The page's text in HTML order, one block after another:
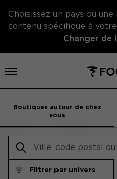
Choisissez un pays ou
contenu spécifique à
Changer de
Ouvrir le menu
Boutiques autour de chez
vous
Filtrer par univers